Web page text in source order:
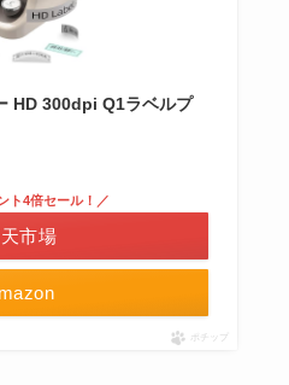
HD 300dpi Q1ラベルプ
ト4倍セール！／
市場
ポチップ